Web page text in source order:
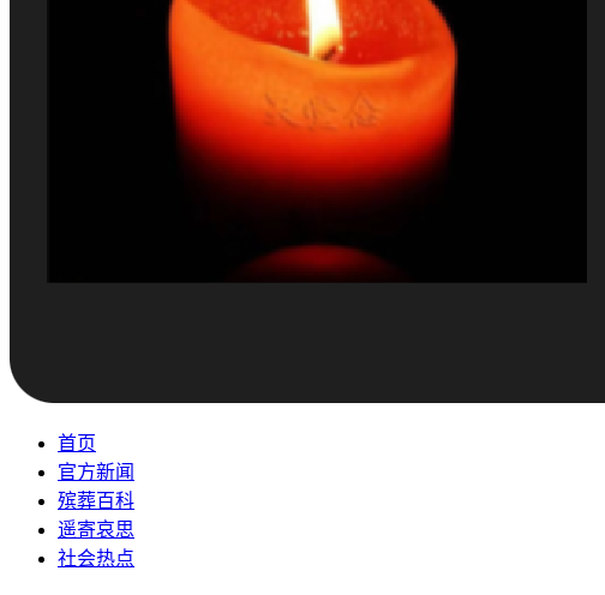
首页
官方新闻
殡葬百科
遥寄哀思
社会热点